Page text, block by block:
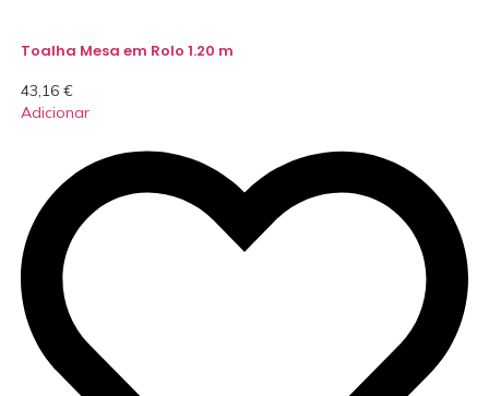
Toalha Mesa em Rolo 1.20 m
43,16 €
Adicionar